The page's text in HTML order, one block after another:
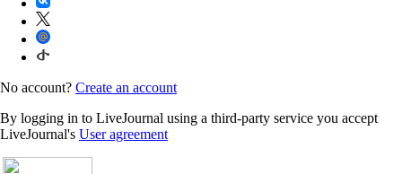
No account? Create an account
By logging in to LiveJournal using a third-party service you accept
LiveJournal's User agreement